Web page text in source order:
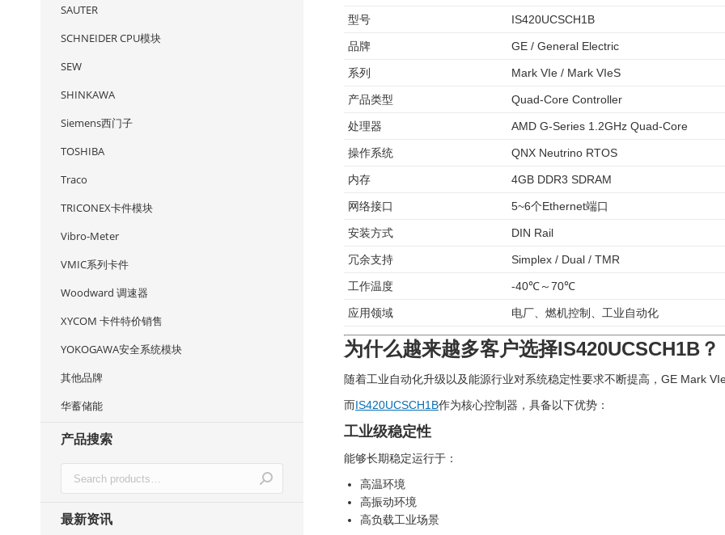
型号 IS420UCSCH1B
品牌 GE / General Electric
系列 Mark VIe / Mark VIeS
产品类型 Quad-Core Controller
处理器 AMD G-Series 1.2GHz Quad-Core
操作系统 QNX Neutrino RTOS
内存 4GB DDR3 SDRAM
网络接口 5~6个Ethernet端口
安装方式 DIN Rail
冗余支持 Simplex / Dual / TMR
工作温度 -40℃～70℃
应用领域 电厂、燃机控制、工业自动化
为什么越来越多客户选择IS420UCSCH1B？
随着工业自动化升级以及能源行业对系统稳定性要求不断提高，GE Mark
而IS420UCSCH1B作为核心控制器，具备以下优势：
工业级稳定性
能够长期稳定运行于：
高温环境
高振动环境
高负载工业场景
SAUTER
SCHNEIDER CPU模块
SEW
SHINKAWA
Siemens西门子
TOSHIBA
Traco
TRICONEX卡件模块
Vibro-Meter
VMIC系列卡件
Woodward 调速器
XYCOM 卡件特价销售
YOKOGAWA安全系统模块
其他品牌
华蓄储能
产品搜索
最新资讯